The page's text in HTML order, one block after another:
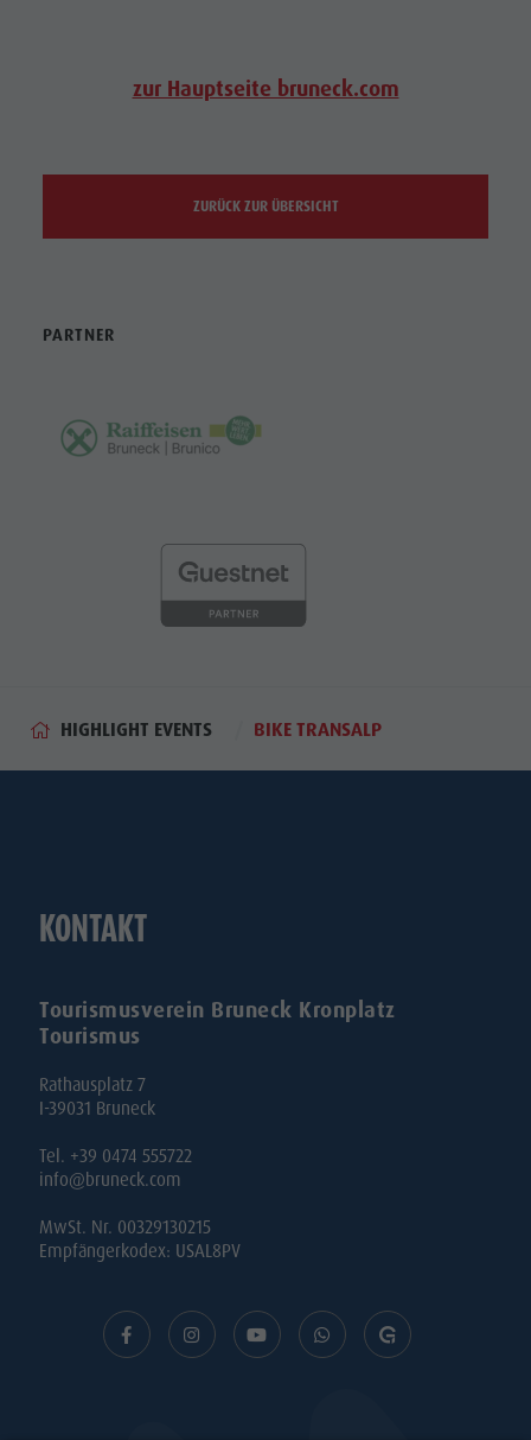
zur Hauptseite bruneck.com
ZURÜCK ZUR ÜBERSICHT
PARTNER
HIGHLIGHT EVENTS BIKE TRANSALP
KONTAKT
Tourismusverein Bruneck Kronplatz
Tourismus
Rathausplatz 7
I-39031 Bruneck
Tel. +39 0474 555722
info@bruneck.com
MwSt. Nr. 00329130215
Empfängerkodex: USAL8PV